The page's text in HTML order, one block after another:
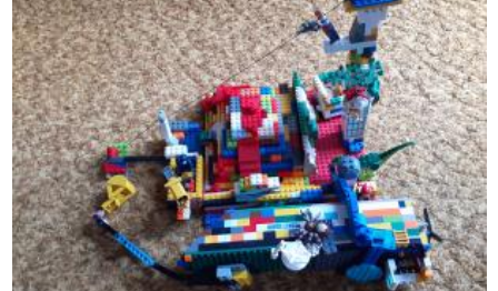
Při bádání posádka přežila výbuch sopky, ale loď bohužel
ztroskotala.